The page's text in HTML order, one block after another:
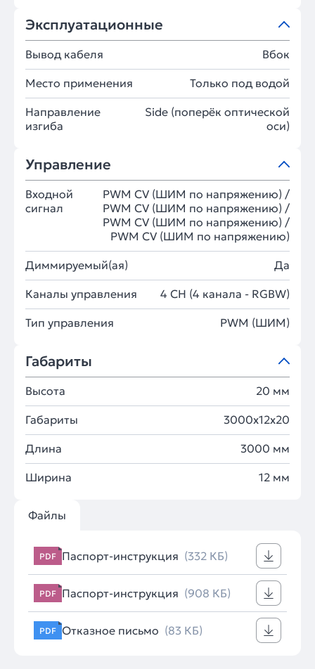
Эксплуатационные
Вывод кабеля Вбок
Место применения Только под водой
Направление
изгиба
Side (поперёк оптической
оси)
Управление
Входной
сигнал
PWM СV (ШИМ по напряжению) /
PWM СV (ШИМ по напряжению) /
PWM СV (ШИМ по напряжению) /
PWM СV (ШИМ по напряжению)
Диммируемый(ая) Да
Каналы управления 4 CH (4 канала - RGBW)
Тип управления PWM (ШИМ)
Габариты
Высота 20 мм
Габариты 3000x12x20
Длина 3000 мм
Ширина 12 мм
Файлы
PDF Паспорт-инструкция (332 КБ)
PDF Паспорт-инструкция (908 КБ)
PDF Отказное письмо (83 КБ)